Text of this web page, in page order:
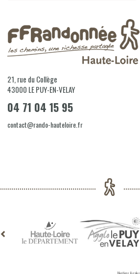
21, rue du Collège
43000 LE PUY-EN-VELAY
04 71 04 15 95
contact@rando-hauteloire.fr